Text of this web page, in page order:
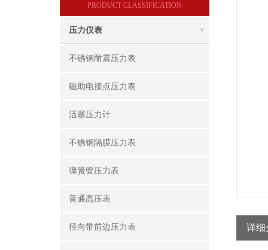
PRODUCT CLASSIFICATION
压力仪表
不锈钢耐震压力表
磁助电接点压力表
活塞压力计
不锈钢隔膜压力表
弹簧管压力表
普通高压表
径向带前边压力表 详细